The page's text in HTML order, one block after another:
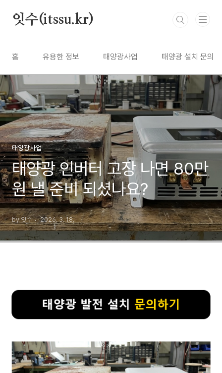
잇수(itssu.kr)
홈 유용한 정보 태양광사업 태양광 설치 문의
태양광사업
태양광 인버터 고장 나면 80만
원 낼 준비 되셨나요?
by 잇수 2026. 3. 18.